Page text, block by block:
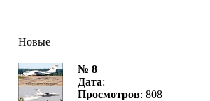
Новые
№ 8
Дата:
Просмотров: 808